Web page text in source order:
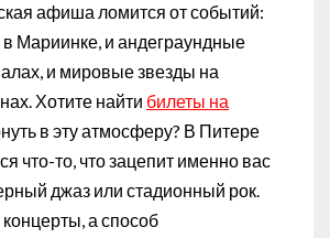
афиша ломится от событий:
в Мариинке, и андеграундные
и мировые звезды на
Хотите найти билеты на
в эту атмосферу? В Питере
что-то, что зацепит именно вас
джаз или стадионный рок.
а способ